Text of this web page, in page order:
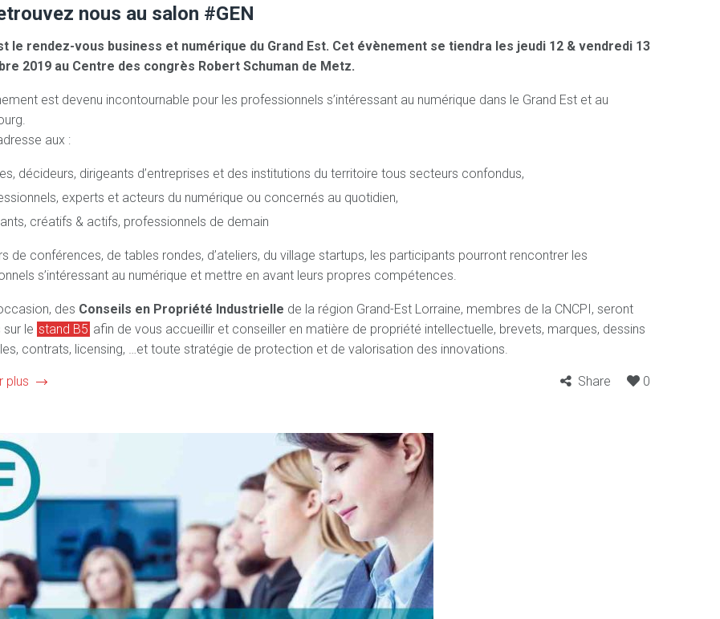
nous au salon #GEN
le rendez-vous business et numérique du Grand Est. Cet évènement se tiendra les jeudi 12 & vendredi 13
2019 au Centre des congrès Robert Schuman de Metz.
est devenu incontournable pour les professionnels s’intéressant au numérique dans le Grand Est et au
aux :
décideurs, dirigeants d’entreprises et des institutions du territoire tous secteurs confondus,
experts et acteurs du numérique ou concernés au quotidien,
créatifs & actifs, professionnels de demain
de conférences, de tables rondes, d’ateliers, du village startups, les participants pourront rencontrer les
s’intéressant au numérique et mettre en avant leurs propres compétences.
des Conseils en Propriété Industrielle de la région Grand-Est Lorraine, membres de la CNCPI, seront
le stand B5 afin de vous accueillir et conseiller en matière de propriété intellectuelle, brevets, marques, dessins
contrats, licensing, …et toute stratégie de protection et de valorisation des innovations.
plus Share 0